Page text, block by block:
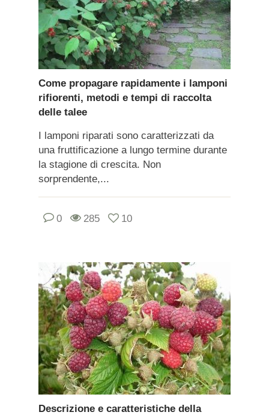
Come propagare rapidamente i lamponi
rifiorenti, metodi e tempi di raccolta
delle talee
I lamponi riparati sono caratterizzati da
una fruttificazione a lungo termine durante
la stagione di crescita. Non
sorprendente,...
0 285 10
Descrizione e caratteristiche della